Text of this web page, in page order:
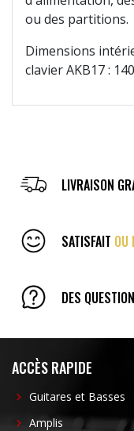
ou des partitions.
Dimensions
clavier AKB17 :
LIVRAISON
SATISFAIT OU
DES
ACCÈS RAPIDE
Guitares et Basses
Amplis